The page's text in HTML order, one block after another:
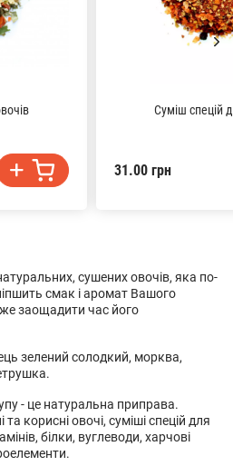
сушених овочів, яка по-
смак і аромат Вашого
заощадити час його
зелений солодкий, морква,
- це натуральна приправа.
та корисні овочі, суміші спецій для
білки, вуглеводи, харчові
Суміш спецій
31.00 грн